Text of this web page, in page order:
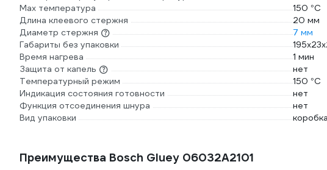
Max температура
150 °С
Длина клеевого стержня
20 мм
Диаметр стержня
7 мм
Габариты без упаковки
Время нагрева
1 мин
Защита от капель
нет
Температурный режим
150 °С
Индикация состояния готовности
нет
Функция отсоединения шнура
нет
Вид упаковки
коробка
Преимущества Bosch Gluey 06032A2101